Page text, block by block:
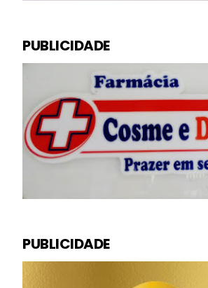
PUBLICIDADE
PUBLICIDADE